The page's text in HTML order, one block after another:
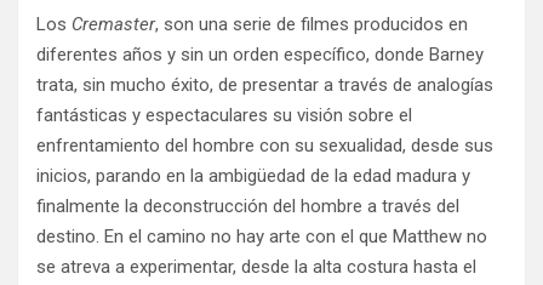
Los Cremaster, son una serie de filmes producidos en
diferentes años y sin un orden específico, donde Barney
trata, sin mucho éxito, de presentar a través de analogías
fantásticas y espectaculares su visión sobre el
enfrentamiento del hombre con su sexualidad, desde sus
inicios, parando en la ambigüedad de la edad madura y
finalmente la deconstrucción del hombre a través del
destino. En el camino no hay arte con el que Matthew no
se atreva a experimentar, desde la alta costura hasta el